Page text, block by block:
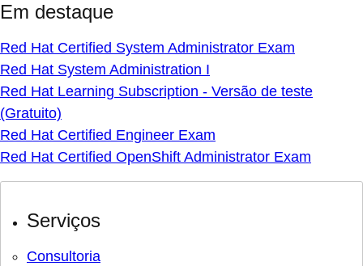
Em destaque
Red Hat Certified System Administrator Exam
Red Hat System Administration I
Red Hat Learning Subscription - Versão de teste
(Gratuito)
Red Hat Certified Engineer Exam
Red Hat Certified OpenShift Administrator Exam
Serviços
Consultoria